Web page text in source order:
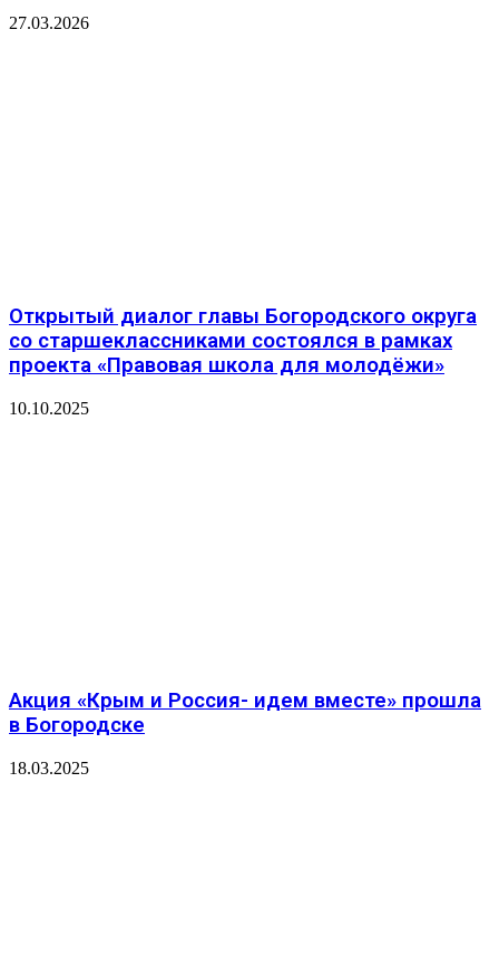
27.03.2026
Открытый диалог главы Богородского округа
со старшеклассниками состоялся в рамках
проекта «Правовая школа для молодёжи»
10.10.2025
Акция «Крым и Россия- идем вместе» прошла
в Богородске
18.03.2025